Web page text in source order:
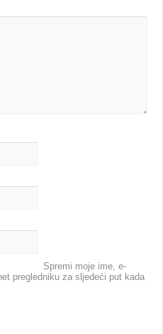
Spremi moje ime, e-
pregledniku za sljedeći put kada